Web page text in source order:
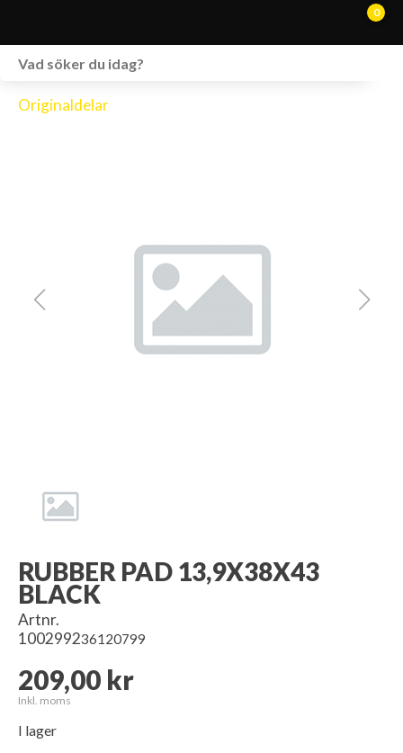
0
KONTAKT
Originaldelar
RUBBER PAD 13,9X38X43
BLACK
Artnr.
100299236120799
209,00 kr
Inkl. moms
I lager